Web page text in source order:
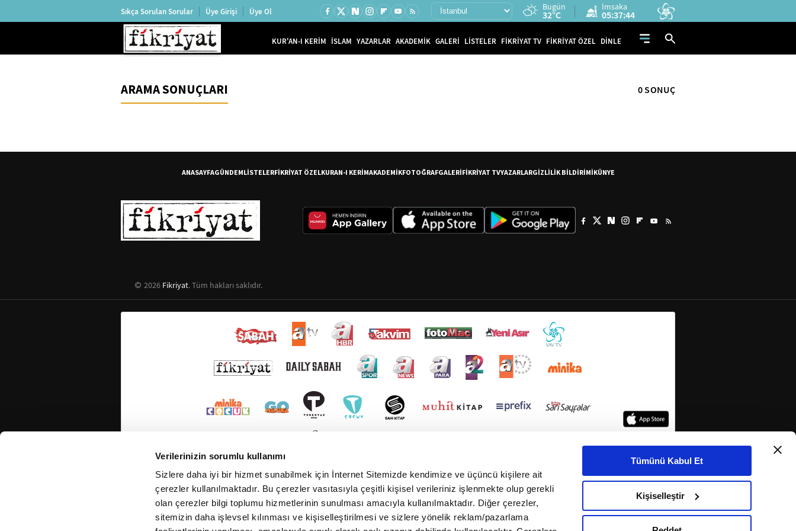
Verilerinizin sorumlu kullanımı
Sizlere daha iyi bir hizmet sunabilmek için İnternet Sitemizde kendimize ve üçüncü kişilere ait
çerezler kullanılmaktadır. Bu çerezler vasıtasıyla çeşitli kişisel verileriniz işlenmekte olup gerekli
olan çerezler bilgi toplumu hizmetlerinin sunulması amacıyla kullanılmaktadır. Diğer çerezler,
sitemizin daha işlevsel kılınması ve kişiselleştirilmesi ve sizlere yönelik reklam/pazarlama
Tümünü Kabul Et
Kişiselleştir
Sıkça Sorulan Sorular Üye Girişi Üye Ol Bugün
32°C
İmsaka
05:37:44
KUR'AN-I KERİM İSLAM YAZARLAR AKADEMİK GALERİ LİSTELER FİKRİYAT TV FİKRİYAT ÖZEL DİNLE
ARAMA SONUÇLARI 0 SONUÇ
ANASAYFAGÜNDEMLİSTELERFİKRİYAT ÖZELKURAN-I KERİMAKADEMİKFOTOĞRAFGALERİFİKRİYAT TVYAZARLARGİZLİLİK BİLDİRİMİKÜNYE
2026 Fikriyat. Tüm hakları saklıdır.